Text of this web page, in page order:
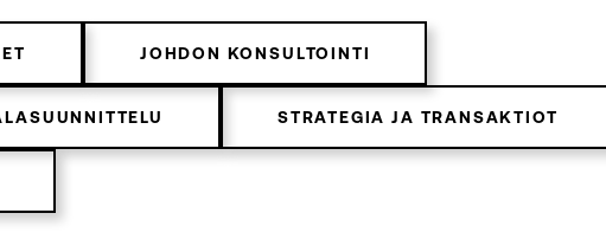
JOHDON KONSULTOINTI
STRATEGIA JA TRANSAKTIOT